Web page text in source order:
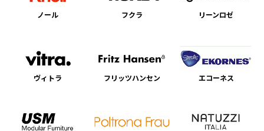
ノール フクラ リーンロゼ
ヴィトラ フリッツハンセン エコーネス